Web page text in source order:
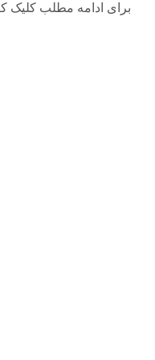
برای ادامه مطلب کلیک